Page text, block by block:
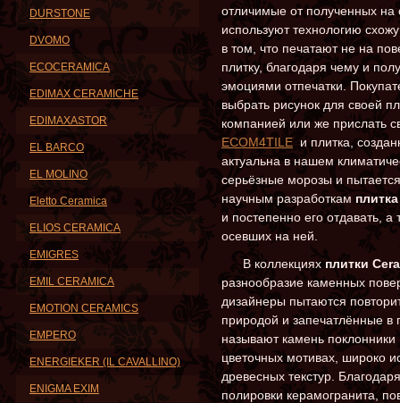
отличимые от полученных на
используют технологию
в том, что печатают не на
плитку, благодаря чему и
эмоциями отпечатки.
выбрать рисунок для своей
компанией или же прислать
ECOM4TILE и плитка,
актуальна в нашем
серьёзные морозы и
научным разработкам
и постепенно его отдавать, а
осевших на ней.
В коллекциях плитки
разнообразие каменных
дизайнеры пытаются
природой и запечатлённые в
называют камень
цветочных мотивах, широко
древесных текстур.
полировки керамогранита,
DURSTONE
DVOMO
ECOCERAMICA
EDIMAX CERAMICHE
EDIMAXASTOR
EL BARCO
EL MOLINO
Eletto Ceramica
ELIOS CERAMICA
EMIGRES
EMIL CERAMICA
EMOTION CERAMICS
EMPERO
ENERGIEKER (IL CAVALLINO)
ENIGMA EXIM